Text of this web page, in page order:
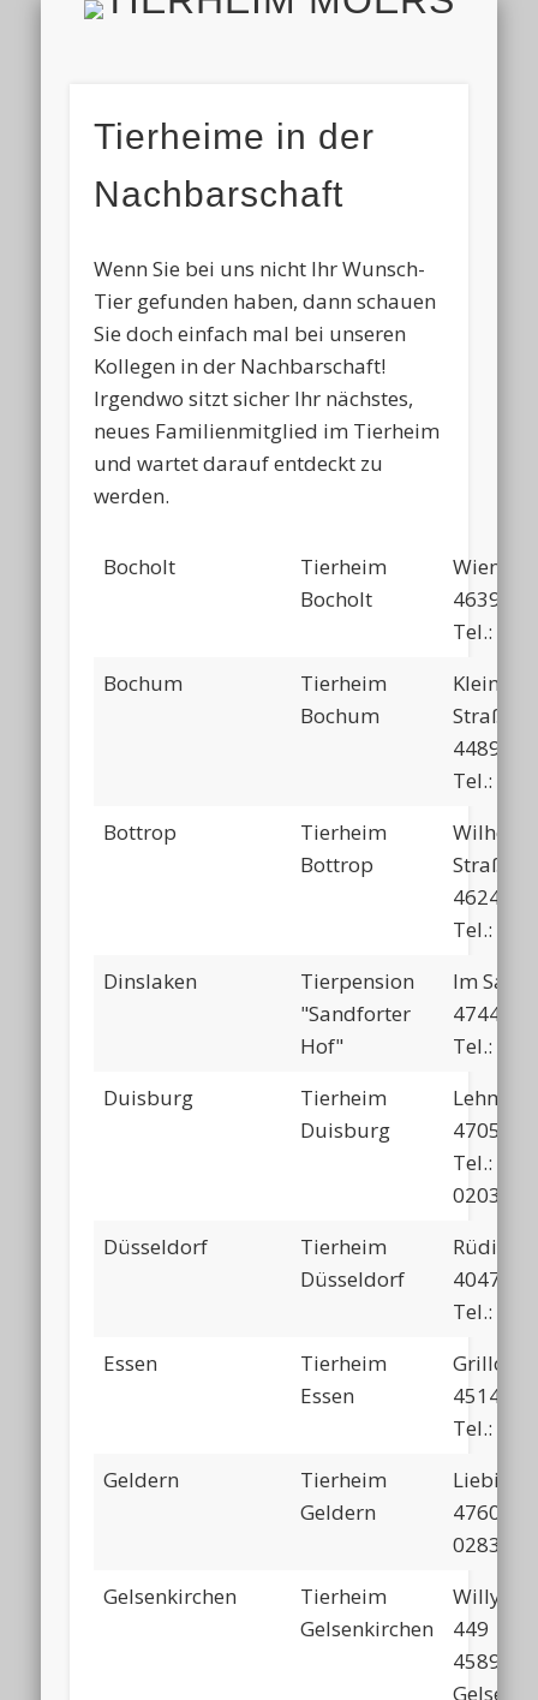
HOME
AKTUELL
ALLE TIERE
HELFEN
TIERHEIM & VEREIN
VIELEN DANK!
IMPRESSUM & DATENSCHUTZ
FINDEFIX
Tierheime in der
Nachbarschaft
Wenn Sie bei uns nicht Ihr Wunsch-
Tier gefunden haben, dann schauen
Sie doch einfach mal bei unseren
Kollegen in der Nachbarschaft!
Irgendwo sitzt sicher Ihr nächstes,
neues Familienmitglied im Tierheim
und wartet darauf entdeckt zu
werden.
Bocholt
Tierheim
Bocholt
Wiener
46397
Tel.:
Bochum
Tierheim
Bochum
Straße
44892
Tel.:
Bottrop
Tierheim
Bottrop
Straße
46240
Tel.:
Dinslaken
Tierpension
"Sandforter
Hof"
Im
47441
Tel.:
Duisburg
Tierheim
Duisburg
47059
Tel.:
0203/
Düsseldorf
Tierheim
Düsseldorf
40472
Tel.:
Essen
Tierheim
Essen
45141
Tel.:
Geldern
Tierheim
Geldern
47608
02831/
Gelsenkirchen
Tierheim
Gelsenkirchen
Willy-
449
45892